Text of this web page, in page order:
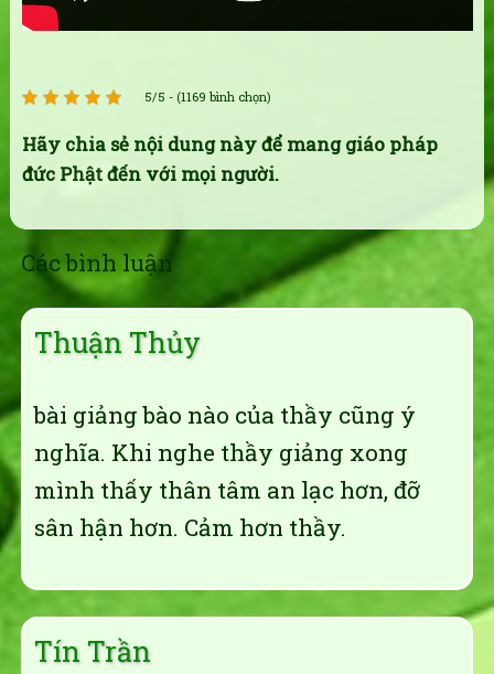
5/5 - (1169 bình chọn)
Hãy chia sẻ nội dung này để mang giáo pháp
đức Phật đến với mọi người.
Các bình luận
Thuận Thủy
bài giảng bào nào của thầy cũng ý
nghĩa. Khi nghe thầy giảng xong
mình thấy thân tâm an lạc hơn, đỡ
sân hận hơn. Cảm hơn thầy.
Tín Trần